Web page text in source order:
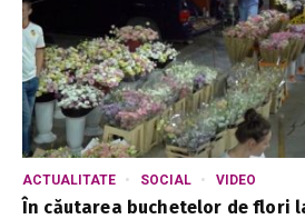
ACTUALITATE SOCIAL VIDEO
În căutarea buchetelor de flori